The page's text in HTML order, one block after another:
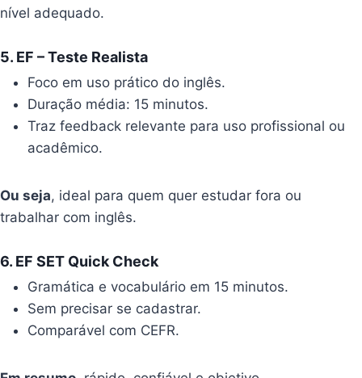
nível adequado.
5. EF – Teste Realista
Foco em uso prático do inglês.
Duração média: 15 minutos.
Traz feedback relevante para uso profissional ou
acadêmico.
Ou seja, ideal para quem quer estudar fora ou
trabalhar com inglês.
6. EF SET Quick Check
Gramática e vocabulário em 15 minutos.
Sem precisar se cadastrar.
Comparável com CEFR.